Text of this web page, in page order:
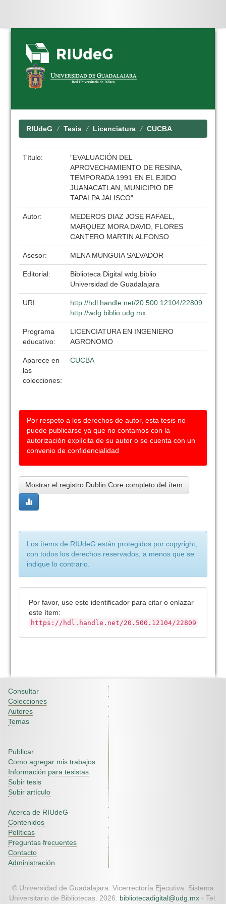
Skip
navigation
RIUdeG Tesis Licenciatura CUCBA
Título:
"EVALUACIÓN DEL
APROVECHAMIENTO DE RESINA,
TEMPORADA 1991 EN EL EJIDO
JUANACATLAN, MUNICIPIO DE
TAPALPA JALISCO"
Autor:
MEDEROS DIAZ JOSE RAFAEL,
MARQUEZ MORA DAVID, FLORES
CANTERO MARTIN ALFONSO
Asesor: MENA MUNGUIA SALVADOR
Editorial:
Biblioteca Digital wdg.biblio
Universidad de Guadalajara
URI:
http://hdl.handle.net/20.500.12104/22809
http://wdg.biblio.udg.mx
Programa
educativo:
LICENCIATURA EN INGENIERO
AGRONOMO
Aparece en
las
colecciones:
CUCBA
Por respeto a los derechos de autor, esta tesis no
puede publicarse ya que no contamos con la
autorización explícita de su autor o se cuenta con un
convenio de confidencialidad
Mostrar el registro Dublin Core completo del ítem
Los ítems de RIUdeG están protegidos por copyright,
con todos los derechos reservados, a menos que se
indique lo contrario.
Por favor, use este identificador para citar o enlazar
este ítem:
https://hdl.handle.net/20.500.12104/22809
Consultar
Colecciones
Autores
Temas
Publicar
Como agregar mis trabajos
Información para tesistas
Subir tesis
Subir artículo
Acerca de RIUdeG
Contenidos
Políticas
Preguntas frecuentes
Contacto
Administración
© Universidad de Guadalajara. Vicerrectoría Ejecutiva. Sistema
Universitario de Bibliotecas. 2026. bibliotecadigital@udg.mx - Tel.